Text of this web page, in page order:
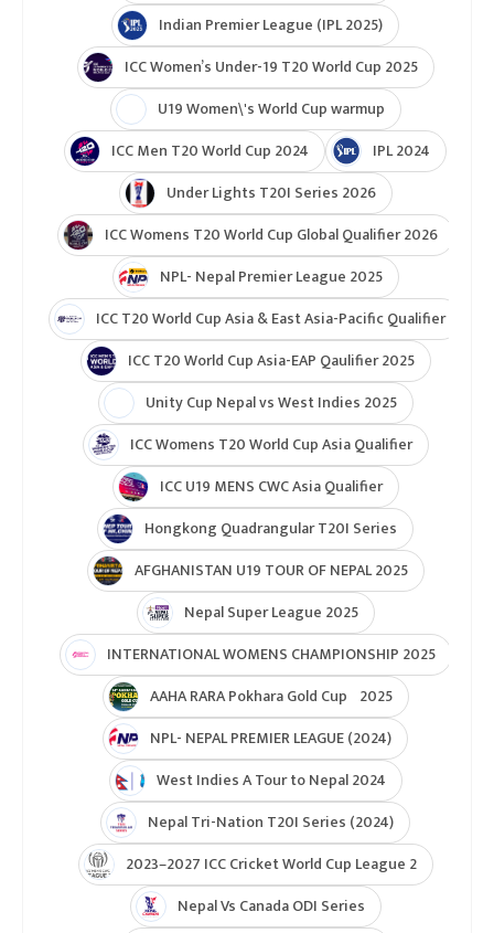
Indian Premier League (IPL 2025)
ICC Women’s Under-19 T20 World Cup 2025
U19 Women\'s World Cup warmup
ICC Men T20 World Cup 2024
IPL 2024
Under Lights T20I Series 2026
ICC Womens T20 World Cup Global Qualifier 2026
NPL- Nepal Premier League 2025
ICC T20 World Cup Asia & East Asia-Pacific Qualifier
ICC T20 World Cup Asia-EAP Qaulifier 2025
Unity Cup Nepal vs West Indies 2025
ICC Womens T20 World Cup Asia Qualifier
ICC U19 MENS CWC Asia Qualifier
Hongkong Quadrangular T20I Series
AFGHANISTAN U19 TOUR OF NEPAL 2025
Nepal Super League 2025
INTERNATIONAL WOMENS CHAMPIONSHIP 2025
AAHA RARA Pokhara Gold Cup 2025
NPL- NEPAL PREMIER LEAGUE (2024)
West Indies A Tour to Nepal 2024
Nepal Tri-Nation T20I Series (2024)
2023–2027 ICC Cricket World Cup League 2
Nepal Vs Canada ODI Series